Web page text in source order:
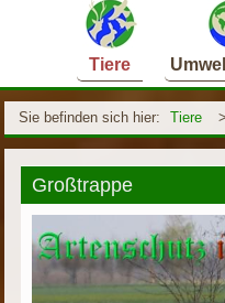
Tiere
Sie befinden sich hier: Tiere >
Großtrappe